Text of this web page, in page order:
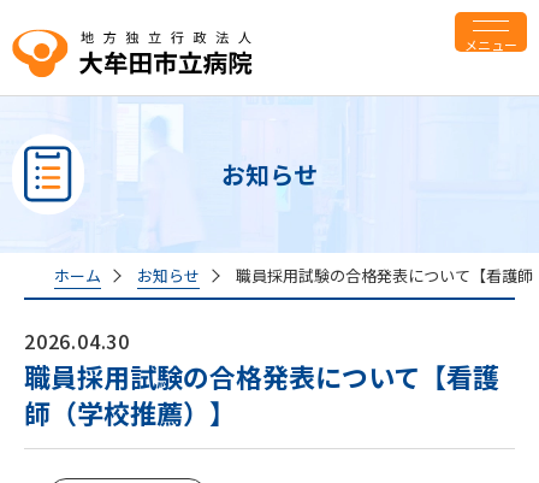
メニュー
お知らせ
ホーム お知らせ 職員採用試験の合格発表について【看護
2026.04.30
職員採用試験の合格発表について【看護
師（学校推薦）】